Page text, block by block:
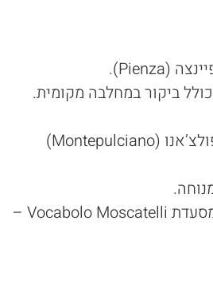
כולל ביקור במחלבה מקומית.
14:30 – המשך למונטפולצ’אנו (Montepulciano)
20:00 – ארוחת ערב במסעדת Vocabolo Moscatelli –